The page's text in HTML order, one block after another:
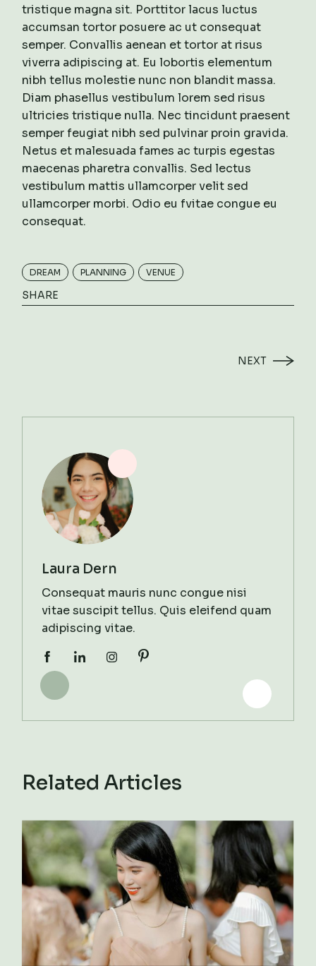
tristique magna sit. Porttitor lacus luctus
accumsan tortor posuere ac ut consequat
semper. Convallis aenean et tortor at risus
viverra adipiscing at. Eu lobortis elementum
nibh tellus molestie nunc non blandit massa.
Diam phasellus vestibulum lorem sed risus
ultricies tristique nulla. Nec tincidunt praesent
semper feugiat nibh sed pulvinar proin gravida.
Netus et malesuada fames ac turpis egestas
maecenas pharetra convallis. Sed lectus
vestibulum mattis ullamcorper velit sed
ullamcorper morbi. Odio eu fvitae congue eu
consequat.
DREAM PLANNING VENUE
SHARE
NEXT
Laura Dern
Consequat mauris nunc congue nisi
vitae suscipit tellus. Quis eleifend quam
adipiscing vitae.
Related Articles